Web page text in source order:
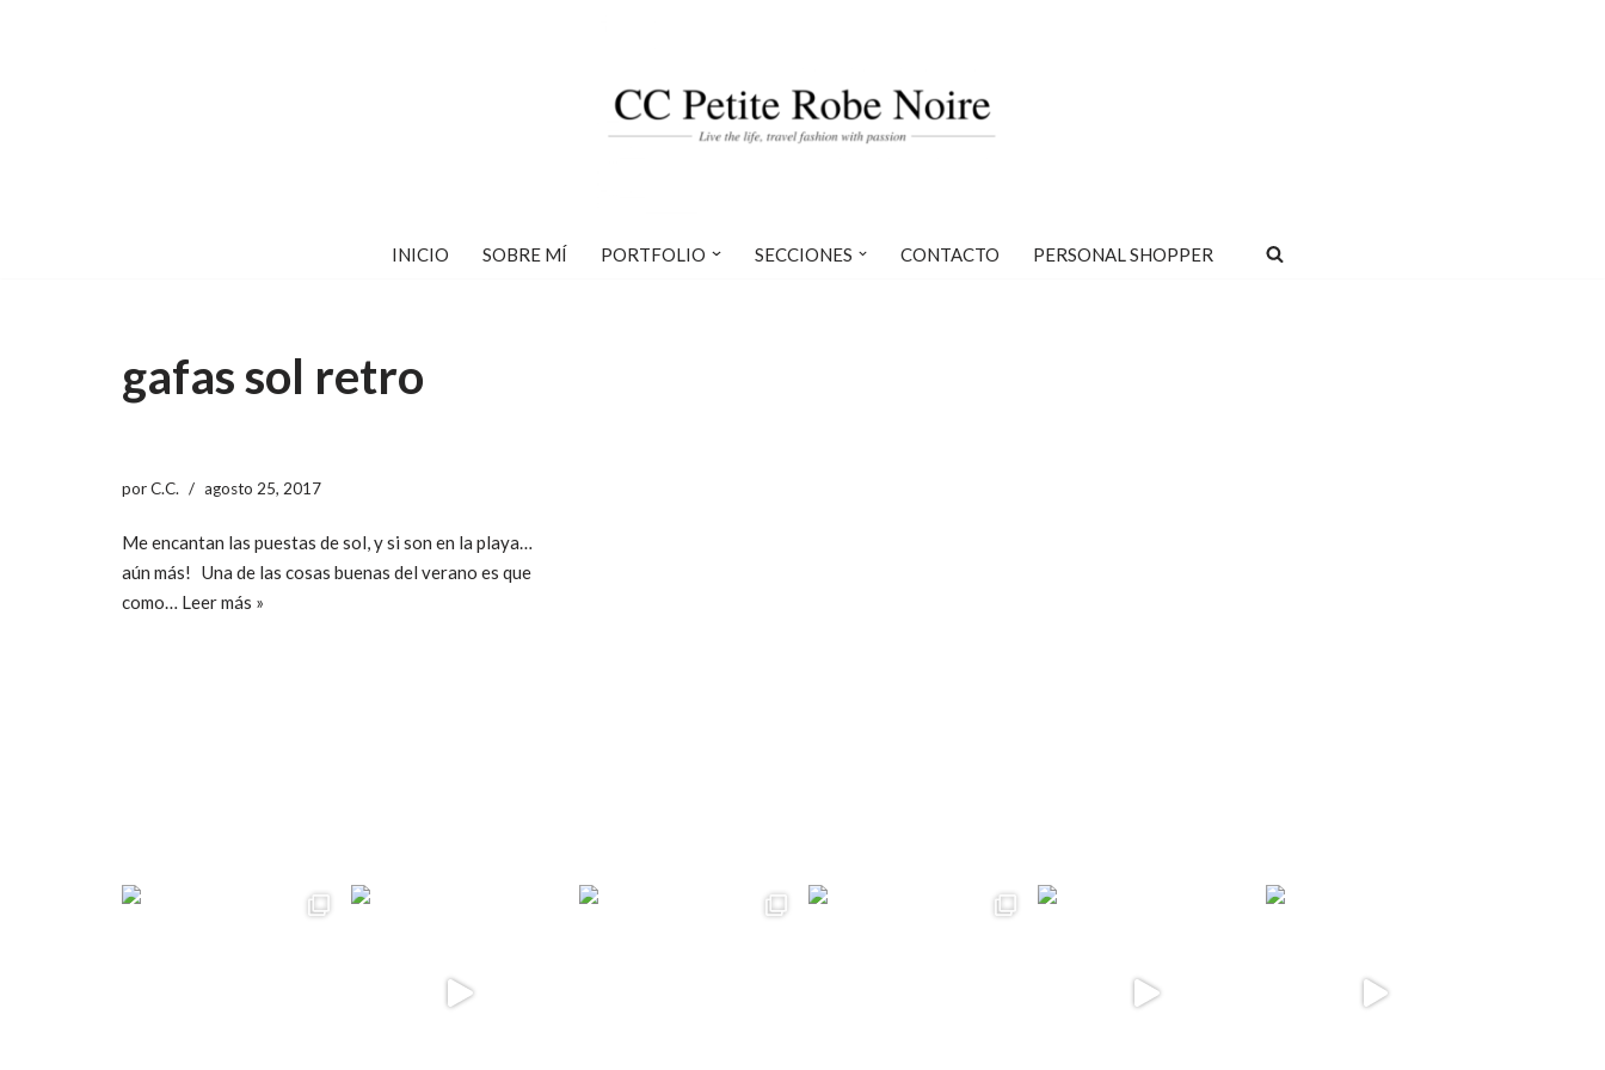
INICIO SOBRE MÍ PORTFOLIO SECCIONES CONTACTO PERSONAL SHOPPER
gafas sol retro
porC.C. agosto 25, 2017
Me encantan las puestas de sol, y si son en la playa…
aún más! Una de las cosas buenas del verano es que
como… Leer más »